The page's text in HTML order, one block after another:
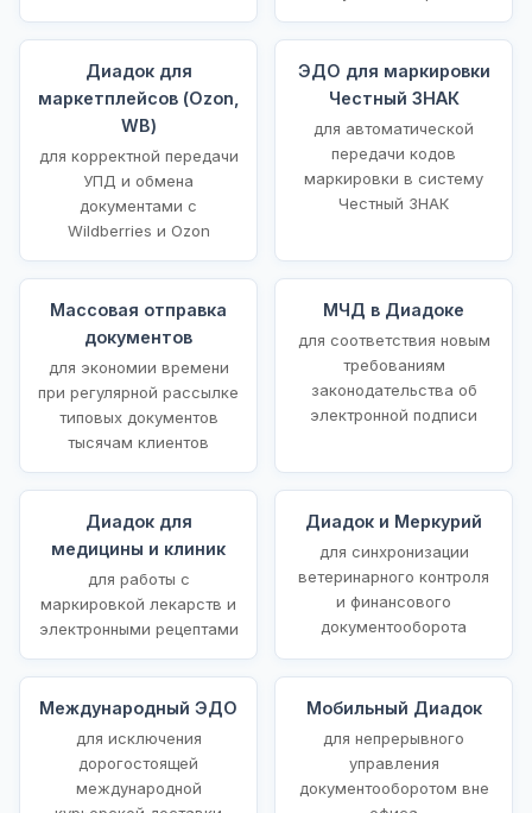
Диадок для
маркетплейсов (Ozon,
WB)
для корректной передачи
УПД и обмена
документами с
Wildberries и Ozon
ЭДО для маркировки
Честный ЗНАК
для автоматической
передачи кодов
маркировки в систему
Честный ЗНАК
Массовая отправка
документов
для экономии времени
при регулярной рассылке
типовых документов
тысячам клиентов
МЧД в Диадоке
для соответствия новым
требованиям
законодательства об
электронной подписи
Диадок для
медицины и клиник
для работы с
маркировкой лекарств и
электронными рецептами
Диадок и Меркурий
для синхронизации
ветеринарного контроля
и финансового
документооборота
Международный ЭДО
для исключения
дорогостоящей
международной
Мобильный Диадок
для непрерывного
управления
документооборотом вне